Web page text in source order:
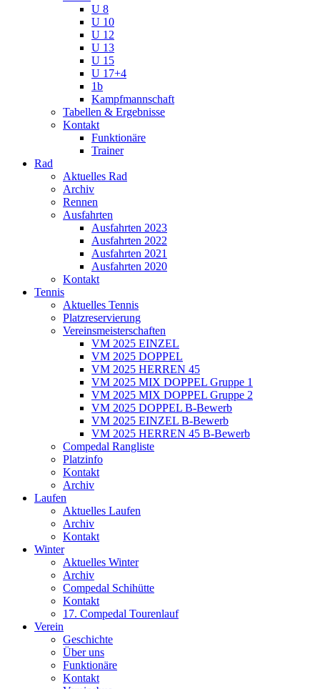
U 8
U 10
U 12
U 13
U 15
U 17+4
1b
Kampfmannschaft
Tabellen & Ergebnisse
Kontakt
Funktionäre
Trainer
Rad
Aktuelles Rad
Archiv
Rennen
Ausfahrten
Ausfahrten 2023
Ausfahrten 2022
Ausfahrten 2021
Ausfahrten 2020
Kontakt
Tennis
Aktuelles Tennis
Platzreservierung
Vereinsmeisterschaften
VM 2025 EINZEL
VM 2025 DOPPEL
VM 2025 HERREN 45
VM 2025 MIX DOPPEL Gruppe 1
VM 2025 MIX DOPPEL Gruppe 2
VM 2025 DOPPEL B-Bewerb
VM 2025 EINZEL B-Bewerb
VM 2025 HERREN 45 B-Bewerb
Compedal Rangliste
Platzinfo
Kontakt
Archiv
Laufen
Aktuelles Laufen
Archiv
Kontakt
Winter
Aktuelles Winter
Archiv
Compedal Schihütte
Kontakt
17. Compedal Tourenlauf
Verein
Geschichte
Über uns
Funktionäre
Kontakt